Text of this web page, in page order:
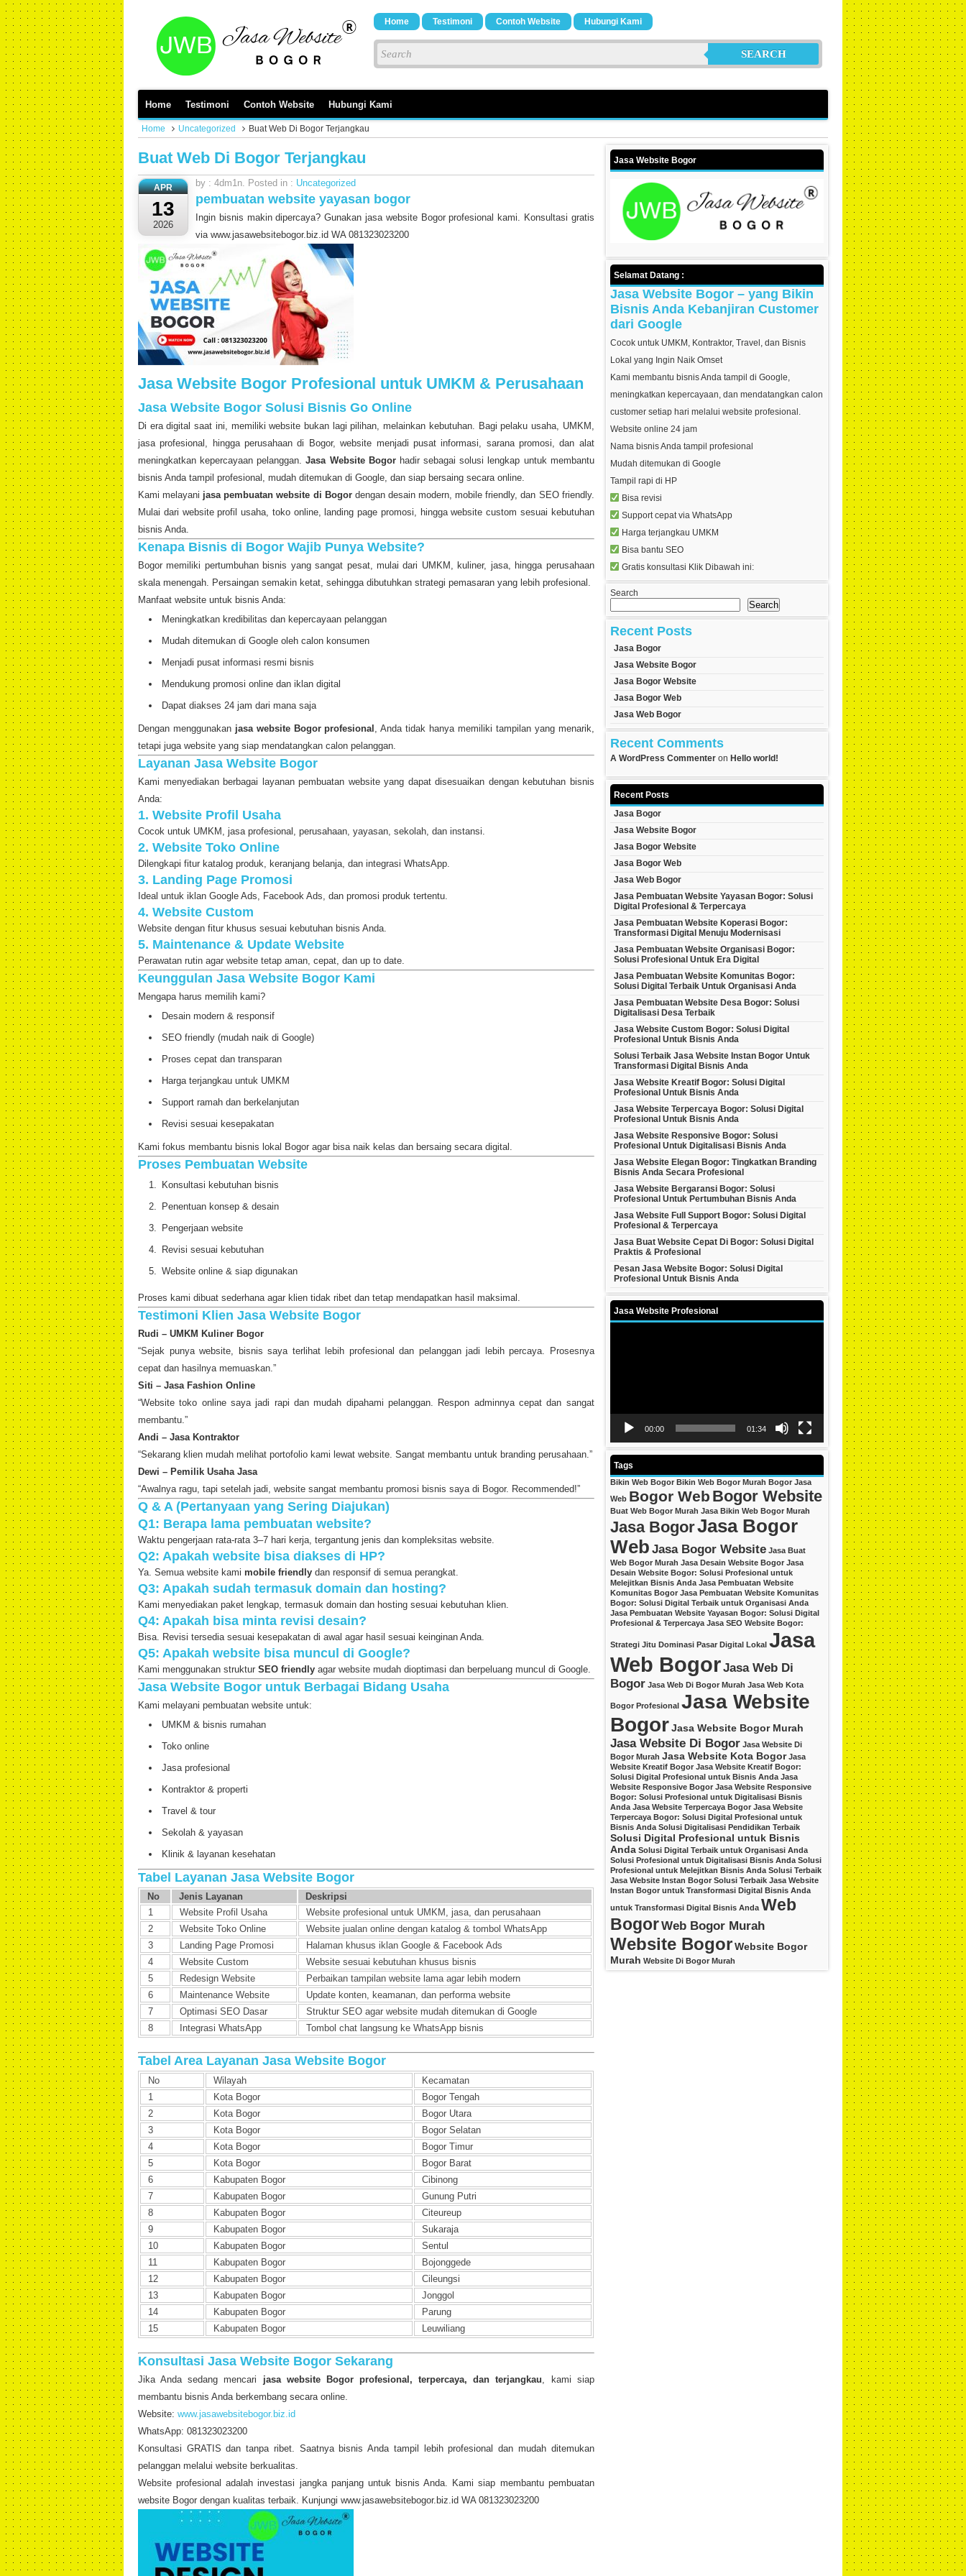
Home Testimoni Contoh Website Hubungi Kami
SEARCH
Home Testimoni Contoh Website Hubungi Kami
Home Uncategorized Buat Web Di Bogor Terjangkau
Buat Web Di Bogor Terjangkau
APR
13
2026
by : 4dm1n. Posted in : Uncategorized
pembuatan website yayasan bogor
Ingin bisnis makin dipercaya? Gunakan jasa website Bogor profesional kami. Konsultasi gratis
via www.jasawebsitebogor.biz.id WA 081323023200
Jasa Website Bogor Profesional untuk UMKM & Perusahaan
Jasa Website Bogor Solusi Bisnis Go Online
Di era digital saat ini, memiliki website bukan lagi pilihan, melainkan kebutuhan. Bagi pelaku usaha, UMKM,
jasa profesional, hingga perusahaan di Bogor, website menjadi pusat informasi, sarana promosi, dan alat
meningkatkan kepercayaan pelanggan.Jasa Website Bogorhadir sebagai solusi lengkap untuk membantu
bisnis Anda tampil profesional, mudah ditemukan di Google, dan siap bersaing secara online.
Kami melayani jasa pembuatan website di Bogordengan desain modern, mobile friendly, dan SEO friendly.
Mulai dari website profil usaha, toko online, landing page promosi, hingga website custom sesuai kebutuhan
bisnis Anda.
Kenapa Bisnis di Bogor Wajib Punya Website?
Bogor memiliki pertumbuhan bisnis yang sangat pesat, mulai dari UMKM, kuliner, jasa, hingga perusahaan
skala menengah. Persaingan semakin ketat, sehingga dibutuhkan strategi pemasaran yang lebih profesional.
Manfaat website untuk bisnis Anda:
Meningkatkan kredibilitas dan kepercayaan pelanggan
Mudah ditemukan di Google oleh calon konsumen
Menjadi pusat informasi resmi bisnis
Mendukung promosi online dan iklan digital
Dapat diakses 24 jam dari mana saja
Dengan menggunakan jasa website Bogor profesional
, Anda tidak hanya memiliki tampilan yang menarik,
tetapi juga website yang siap mendatangkan calon pelanggan.
Layanan Jasa Website Bogor
Kami menyediakan berbagai layanan pembuatan website yang dapat disesuaikan dengan kebutuhan bisnis
Anda:
1. Website Profil Usaha
Cocok untuk UMKM, jasa profesional, perusahaan, yayasan, sekolah, dan instansi.
2. Website Toko Online
Dilengkapi fitur katalog produk, keranjang belanja, dan integrasi WhatsApp.
3. Landing Page Promosi
Ideal untuk iklan Google Ads, Facebook Ads, dan promosi produk tertentu.
4. Website Custom
Website dengan fitur khusus sesuai kebutuhan bisnis Anda.
5. Maintenance & Update Website
Perawatan rutin agar website tetap aman, cepat, dan up to date.
Keunggulan Jasa Website Bogor Kami
Mengapa harus memilih kami?
Desain modern & responsif
SEO friendly (mudah naik di Google)
Proses cepat dan transparan
Harga terjangkau untuk UMKM
Support ramah dan berkelanjutan
Revisi sesuai kesepakatan
Kami fokus membantu bisnis lokal Bogor agar bisa naik kelas dan bersaing secara digital.
Proses Pembuatan Website
Konsultasi kebutuhan bisnis
Penentuan konsep & desain
Pengerjaan website
Revisi sesuai kebutuhan
Website online & siap digunakan
Proses kami dibuat sederhana agar klien tidak ribet dan tetap mendapatkan hasil maksimal.
Testimoni Klien Jasa Website Bogor
Rudi – UMKM Kuliner Bogor
“Sejak punya website, bisnis saya terlihat lebih profesional dan pelanggan jadi lebih percaya. Prosesnya
cepat dan hasilnya memuaskan.”
Siti – Jasa Fashion Online
“Website toko online saya jadi rapi dan mudah dipahami pelanggan. Respon adminnya cepat dan sangat
membantu.”
Andi – Jasa Kontraktor
“Sekarang klien mudah melihat portofolio kami lewat website. Sangat membantu untuk branding perusahaan.”
Dewi – Pemilik Usaha Jasa
“Awalnya ragu, tapi setelah jadi, website sangat membantu promosi bisnis saya di Bogor. Recommended!”
Q & A (Pertanyaan yang Sering Diajukan)
Q1: Berapa lama pembuatan website?
Waktu pengerjaan rata-rata 3–7 hari kerja, tergantung jenis dan kompleksitas website.
Q2: Apakah website bisa diakses di HP?
Ya. Semua website kami mobile friendly dan responsif di semua perangkat.
Q3: Apakah sudah termasuk domain dan hosting?
Kami menyediakan paket lengkap, termasuk domain dan hosting sesuai kebutuhan klien.
Q4: Apakah bisa minta revisi desain?
Bisa. Revisi tersedia sesuai kesepakatan di awal agar hasil sesuai keinginan Anda.
Q5: Apakah website bisa muncul di Google?
Kami menggunakan struktur SEO friendly agar website mudah dioptimasi dan berpeluang muncul di Google.
Jasa Website Bogor untuk Berbagai Bidang Usaha
Kami melayani pembuatan website untuk:
UMKM & bisnis rumahan
Toko online
Jasa profesional
Kontraktor & properti
Travel & tour
Sekolah & yayasan
Klinik & layanan kesehatan
Tabel Layanan Jasa Website Bogor
No Jenis Layanan
Deskripsi
1
Website Profil Usaha
Website profesional untuk UMKM, jasa, dan perusahaan
2
Website Toko Online
Website jualan online dengan katalog & tombol WhatsApp
3
Landing Page Promosi
Halaman khusus iklan Google & Facebook Ads
4
Website Custom
Website sesuai kebutuhan khusus bisnis
5
Redesign Website
Perbaikan tampilan website lama agar lebih modern
6
Maintenance Website
Update konten, keamanan, dan performa website
7
Optimasi SEO Dasar
Struktur SEO agar website mudah ditemukan di Google
8
Integrasi WhatsApp Tombol chat langsung ke WhatsApp bisnis
Tabel Area Layanan Jasa Website Bogor
No Wilayah
Kecamatan
1
Kota Bogor
Bogor Tengah
2
Kota Bogor
Bogor Utara
3
Kota Bogor
Bogor Selatan
4
Kota Bogor
Bogor Timur
5
Kota Bogor
Bogor Barat
6
Kabupaten Bogor
Cibinong
7
Kabupaten Bogor
Gunung Putri
8
Kabupaten Bogor
Citeureup
9
Kabupaten Bogor
Sukaraja
10
Kabupaten Bogor
Sentul
11
Kabupaten Bogor
Bojonggede
12
Kabupaten Bogor
Cileungsi
13
Kabupaten Bogor
Jonggol
14
Kabupaten Bogor
Parung
15
Kabupaten Bogor Leuwiliang
Konsultasi Jasa Website Bogor Sekarang
Jika Anda sedang mencari jasa website Bogor profesional, terpercaya, dan terjangkau , kami siap
membantu bisnis Anda berkembang secara online.
Website: www.jasawebsitebogor.biz.id
WhatsApp: 081323023200
Konsultasi GRATIS dan tanpa ribet. Saatnya bisnis Anda tampil lebih profesional dan mudah ditemukan
pelanggan melalui website berkualitas.
Website profesional adalah investasi jangka panjang untuk bisnis Anda. Kami siap membantu pembuatan
website Bogor dengan kualitas terbaik. Kunjungi www.jasawebsitebogor.biz.id WA 081323023200
Jasa Website Bogor
Selamat Datang :
Jasa Website Bogor – yang Bikin
Bisnis Anda Kebanjiran Customer
dari Google
Cocok untuk UMKM, Kontraktor, Travel, dan Bisnis
Lokal yang Ingin Naik Omset
Kami membantu bisnis Anda tampil di Google,
meningkatkan kepercayaan, dan mendatangkan calon
customer setiap hari melalui website profesional.
Website online 24 jam
Nama bisnis Anda tampil profesional
Mudah ditemukan di Google
Tampil rapi di HP
Bisa revisi
Support cepat via WhatsApp
Harga terjangkau UMKM
Bisa bantu SEO
Gratis konsultasi Klik Dibawah ini:
Search
Search
Recent Posts
Jasa Bogor
Jasa Website Bogor
Jasa Bogor Website
Jasa Bogor Web
Jasa Web Bogor
Recent Comments
A WordPress Commenteron Hello world!
Recent Posts
Jasa Bogor
Jasa Website Bogor
Jasa Bogor Website
Jasa Bogor Web
Jasa Web Bogor
Jasa Pembuatan Website Yayasan Bogor: Solusi
Digital Profesional & Terpercaya
Jasa Pembuatan Website Koperasi Bogor:
Transformasi Digital Menuju Modernisasi
Jasa Pembuatan Website Organisasi Bogor:
Solusi Profesional Untuk Era Digital
Jasa Pembuatan Website Komunitas Bogor:
Solusi Digital Terbaik Untuk Organisasi Anda
Jasa Pembuatan Website Desa Bogor: Solusi
Digitalisasi Desa Terbaik
Jasa Website Custom Bogor: Solusi Digital
Profesional Untuk Bisnis Anda
Solusi Terbaik Jasa Website Instan Bogor Untuk
Transformasi Digital Bisnis Anda
Jasa Website Kreatif Bogor: Solusi Digital
Profesional Untuk Bisnis Anda
Jasa Website Terpercaya Bogor: Solusi Digital
Profesional Untuk Bisnis Anda
Jasa Website Responsive Bogor: Solusi
Profesional Untuk Digitalisasi Bisnis Anda
Jasa Website Elegan Bogor: Tingkatkan Branding
Bisnis Anda Secara Profesional
Jasa Website Bergaransi Bogor: Solusi
Profesional Untuk Pertumbuhan Bisnis Anda
Jasa Website Full Support Bogor: Solusi Digital
Profesional & Terpercaya
Jasa Buat Website Cepat Di Bogor: Solusi Digital
Praktis & Profesional
Pesan Jasa Website Bogor: Solusi Digital
Profesional Untuk Bisnis Anda
Jasa Website Profesional
00:00 01:34
Tags
Bikin Web Bogor Bikin Web Bogor Murah Bogor Jasa
Web Bogor Web Bogor Website
Buat Web Bogor Murah Jasa Bikin Web Bogor Murah
Jasa BogorJasa Bogor
Web Jasa Bogor Website Jasa Buat
Web Bogor Murah Jasa Desain Website Bogor Jasa
Desain Website Bogor: Solusi Profesional untuk
Melejitkan Bisnis Anda Jasa Pembuatan Website
Komunitas Bogor Jasa Pembuatan Website Komunitas
Bogor: Solusi Digital Terbaik untuk Organisasi Anda
Jasa Pembuatan Website Yayasan Bogor: Solusi Digital
Profesional & Terpercaya Jasa SEO Website Bogor:
Strategi Jitu Dominasi Pasar Digital Lokal Jasa
Web BogorJasa Web Di
Bogor Jasa Web Di Bogor Murah Jasa Web Kota
Bogor Profesional Jasa Website
Bogor Jasa Website Bogor Murah
Jasa Website Di Bogor Jasa Website Di
Bogor Murah Jasa Website Kota Bogor Jasa
Website Kreatif Bogor Jasa Website Kreatif Bogor:
Solusi Digital Profesional untuk Bisnis Anda Jasa
Website Responsive Bogor Jasa Website Responsive
Bogor: Solusi Profesional untuk Digitalisasi Bisnis
Anda Jasa Website Terpercaya Bogor Jasa Website
Terpercaya Bogor: Solusi Digital Profesional untuk
Bisnis Anda Solusi Digitalisasi Pendidikan Terbaik
Solusi Digital Profesional untuk Bisnis
Anda Solusi Digital Terbaik untuk Organisasi Anda
Solusi Profesional untuk Digitalisasi Bisnis Anda Solusi
Profesional untuk Melejitkan Bisnis Anda Solusi Terbaik
Jasa Website Instan Bogor Solusi Terbaik Jasa Website
Instan Bogor untuk Transformasi Digital Bisnis Anda
untuk Transformasi Digital Bisnis Anda Web
BogorWeb Bogor Murah
Website Bogor Website Bogor
Murah Website Di Bogor Murah